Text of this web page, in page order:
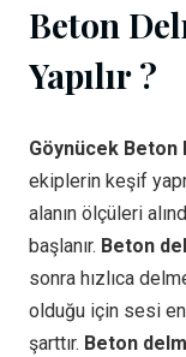
Beton
Yapılır ?
Göynücek Beton
ekiplerin keşif
alanın ölçüleri
başlanır. Beton
sonra hızlıca
olduğu için sesi
şarttır. Beton